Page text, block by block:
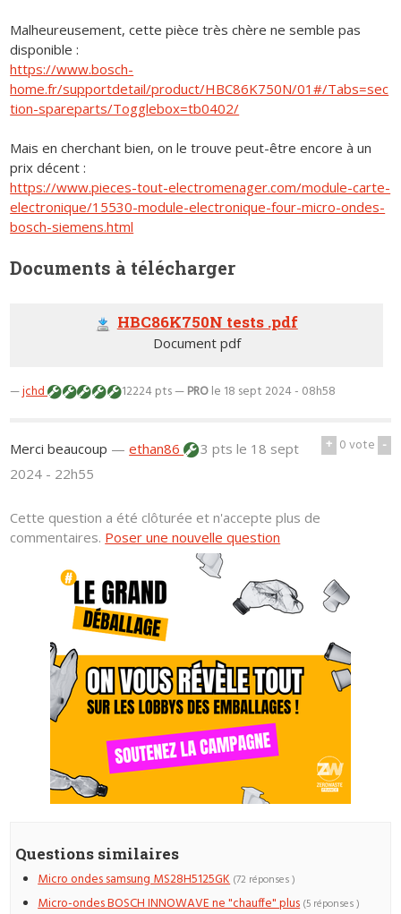
Malheureusement, cette pièce très chère ne semble pas
disponible :
https://www.bosch-
home.fr/supportdetail/product/HBC86K750N/01#/Tabs=sec
tion-spareparts/Togglebox=tb0402/
Mais en cherchant bien, on le trouve peut-être encore à un
prix décent :
https://www.pieces-tout-electromenager.com/module-carte-
electronique/15530-module-electronique-four-micro-ondes-
bosch-siemens.html
Documents à télécharger
HBC86K750N tests .pdf
Document pdf
—jchd 12224 pts —PROle 18 sept 2024 - 08h58
+ 0vote -
Merci beaucoup —ethan86 3 ptsle 18 sept
2024 - 22h55
Cette question a été clôturée et n'accepte plus de
commentaires. Poser une nouvelle question
Questions similaires
Micro ondes samsung MS28H5125GK (72 réponses )
Micro-ondes BOSCH INNOWAVE ne "chauffe" plus (5 réponses )